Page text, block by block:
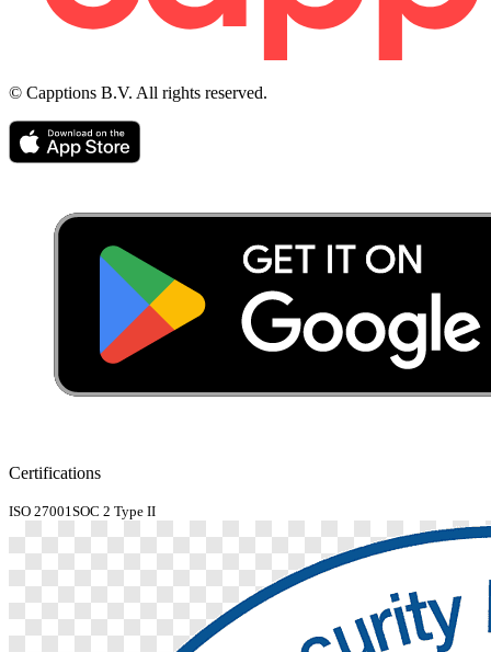
© Capptions B.V. All rights reserved.
Certifications
ISO 27001SOC 2 Type II